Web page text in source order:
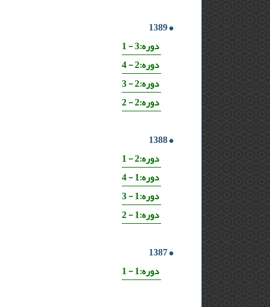
1389
دوره:3 - 1
دوره:2 - 4
دوره:2 - 3
دوره:2 - 2
1388
دوره:2 - 1
دوره:1 - 4
دوره:1 - 3
دوره:1 - 2
1387
دوره:1 - 1